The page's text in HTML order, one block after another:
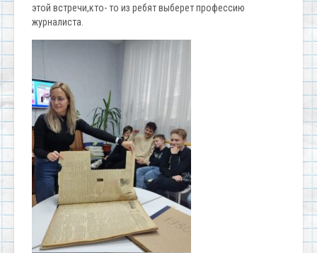
этой встречи,кто- то из ребят выберет профессию
журналиста.